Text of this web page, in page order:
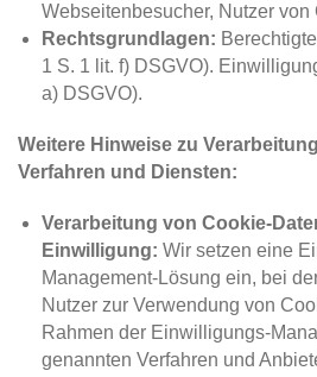
Webseitenbesucher, Nutzer von
Rechtsgrundlagen:
1 S. 1 lit. f) DSGVO).
a) DSGVO).
Weitere Hinweise zu
Verfahren und Diensten:
Verarbeitung von Cookie-
Einwilligung: Wir setzen eine
Management-Lösung ein, bei
Nutzer zur Verwendung von
Rahmen der Einwilligungs-
genannten Verfahren und